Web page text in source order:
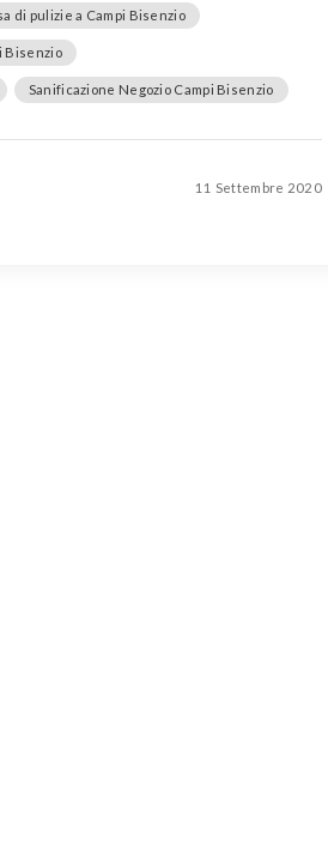
di pulizie a Campi Bisenzio
Bisenzio
Sanificazione Negozio Campi Bisenzio
11 Settembre 2020